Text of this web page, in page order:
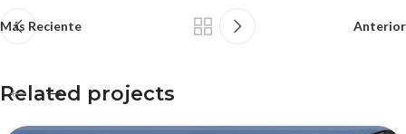
Más Reciente Anterior
Related projects